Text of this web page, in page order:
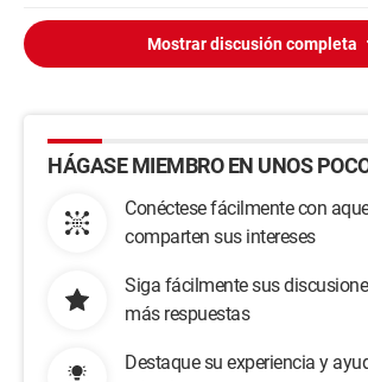
Mostrar discusión completa
HÁGASE MIEMBRO EN UNOS
Conéctese fácilmente con
comparten sus intereses
Siga fácilmente sus
más respuestas
Destaque su experiencia y